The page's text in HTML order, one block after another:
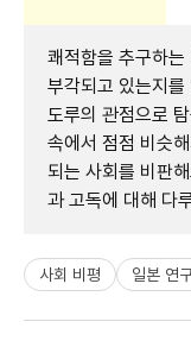
쾌적함을 추구하는
부각되고 있는지를
도루의 관점으로
속에서 점점 비슷
되는 사회를 비판
과 고독에 대해 다
사회 비평 일본 연